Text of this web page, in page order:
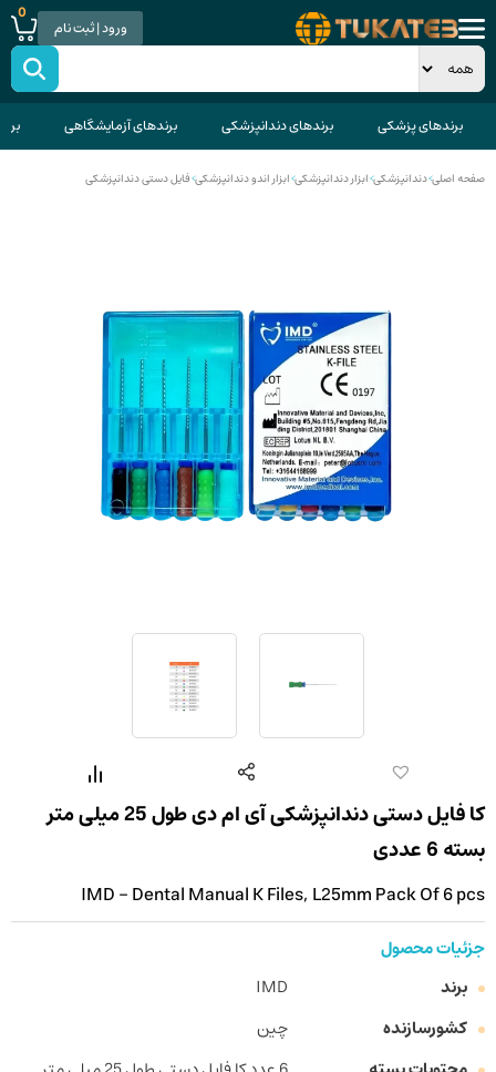
ورود | ثبت نام
0
برندهای پزشکی برندهای دندانپزشکی برندهای آزمایشگاهی
صفحه اصلی>دندانپزشکی>ابزار دندانپزشکی>ابزار اندو دندانپزشکی>فایل دستی دندانپزشکی
کا فایل دستی دندانپزشکی آی ام دی طول 25 میلی متر
بسته 6 عددی
IMD - Dental Manual K Files, L25mm Pack Of 6 pcs
جزئیات محصول
برند
IMD
کشورسازنده
چین